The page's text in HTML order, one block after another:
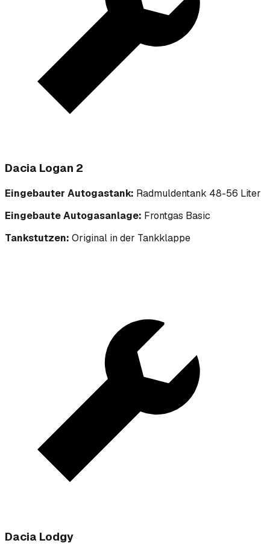
Dacia Logan 2
Eingebauter Autogastank: Radmuldentank 48-56 Liter
Eingebaute Autogasanlage: Frontgas Basic
Tankstutzen: Original in der Tankklappe
Dacia Lodgy